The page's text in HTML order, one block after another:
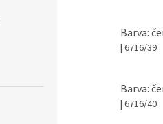
Barva:
| 6716/39
Barva:
| 6716/40